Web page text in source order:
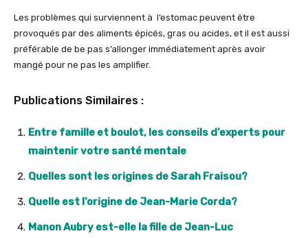
Les problèmes qui surviennent à l’estomac peuvent être
provoqués par des aliments épicés, gras ou acides, et il est aussi
préférable de be pas s’allonger immédiatement après avoir
mangé pour ne pas les amplifier.
Publications Similaires :
Entre famille et boulot, les conseils d’experts pour
maintenir votre santé mentale
Quelles sont les origines de Sarah Fraisou?
Quelle est l’origine de Jean-Marie Corda?
Manon Aubry est-elle la fille de Jean-Luc